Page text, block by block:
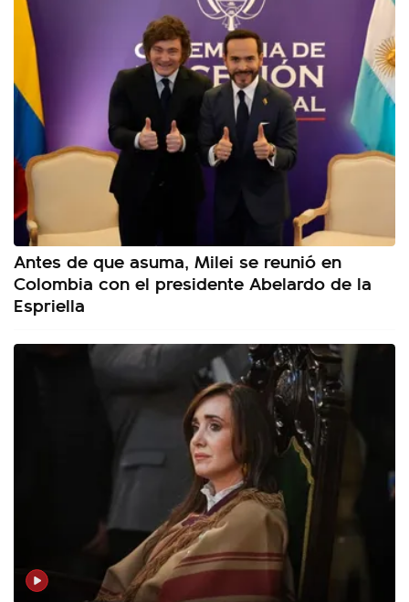
Antes de que asuma, Milei se reunió en
Colombia con el presidente Abelardo de la
Espriella